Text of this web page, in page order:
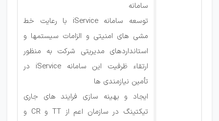
سامانه
توسعه سامانه iService با رعایت خط
مشی های امنیتی و الزامات سیستمها و
استانداردهای مدیریتی شرکت به منظور
ارتقاء ظرفیت این سامانه iService در
تأمین نیازمندی ها
ایجاد و بهینه سازی فرایند های جاری
تیکتینگ در سازمان اعم از TT و CR و